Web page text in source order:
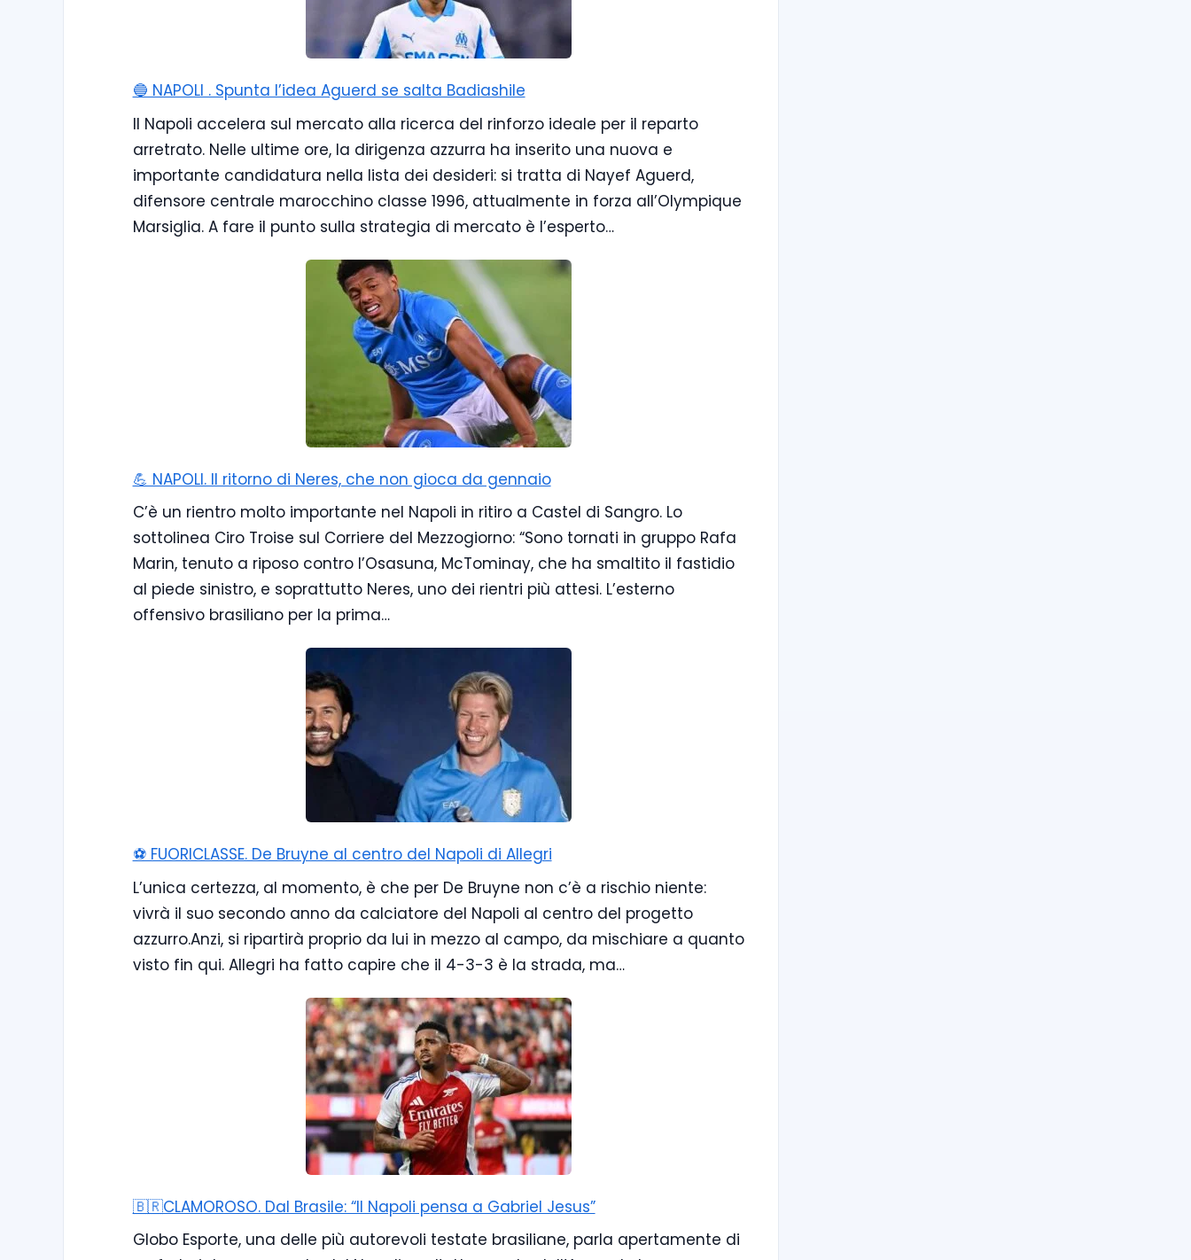
🔵 NAPOLI . Spunta l’idea Aguerd se salta Badiashile
Il Napoli accelera sul mercato alla ricerca del rinforzo ideale per il reparto
arretrato. Nelle ultime ore, la dirigenza azzurra ha inserito una nuova e
importante candidatura nella lista dei desideri: si tratta di Nayef Aguerd,
difensore centrale marocchino classe 1996, attualmente in forza all’Olympique
Marsiglia. A fare il punto sulla strategia di mercato è l’esperto…
💪 NAPOLI. Il ritorno di Neres, che non gioca da gennaio
C’è un rientro molto importante nel Napoli in ritiro a Castel di Sangro. Lo
sottolinea Ciro Troise sul Corriere del Mezzogiorno: “Sono tornati in gruppo Rafa
Marin, tenuto a riposo contro l’Osasuna, McTominay, che ha smaltito il fastidio
al piede sinistro, e soprattutto Neres, uno dei rientri più attesi. L’esterno
offensivo brasiliano per la prima…
⚽️ FUORICLASSE. De Bruyne al centro del Napoli di Allegri
L’unica certezza, al momento, è che per De Bruyne non c’è a rischio niente:
vivrà il suo secondo anno da calciatore del Napoli al centro del progetto
azzurro.Anzi, si ripartirà proprio da lui in mezzo al campo, da mischiare a quanto
visto fin qui. Allegri ha fatto capire che il 4-3-3 è la strada, ma…
🇧🇷CLAMOROSO. Dal Brasile: “Il Napoli pensa a Gabriel Jesus”
Globo Esporte, una delle più autorevoli testate brasiliane, parla apertamente di